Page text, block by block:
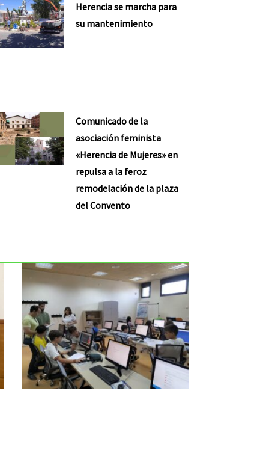
Herencia se marcha para
su mantenimiento
Comunicado de la
asociación feminista
«Herencia de Mujeres» en
repulsa a la feroz
remodelación de la plaza
del Convento